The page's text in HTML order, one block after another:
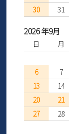
30
31
2026 年9月
日 月
6
7
13
14
20
21
27
28